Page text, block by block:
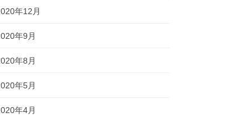
年12月
年9月
年8月
年5月
年4月